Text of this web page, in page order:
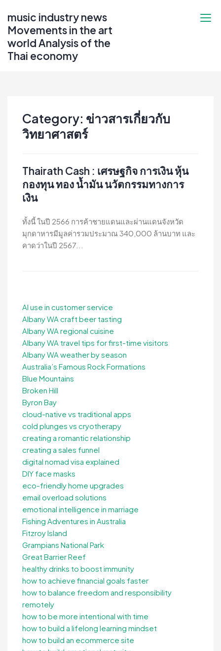
content
music industry news
Movements in the art
world Analysis of the
Thai economy
Category: ข่าวสารเกี่ยวกับ
วิทยาศาสตร์
Thairath Cash : เศรษฐกิจ การเงิน หุ้น
กองทุน ทอง น้ำมัน นวัตกรรมทางการ
เงิน
ทั้งนี้ ในปี 2566 การค้าชายแดนและผ่านแดนจังหวัด
มุกดาหารมีมูลค่ารวมประมาณ 340,000 ล้านบาท และ
คาดว่าในปี 2567...
AI use in customer service
Albany WA craft beer tasting
Albany WA regional cuisine
Albany WA travel tips for first-time visitors
Albany WA weather by season
Australia’s Famous Rock Formations
Blue Mountains
Broken Hill
Byron Bay
cloud-native vs traditional apps
cold plunges vs cryotherapy
creating a romantic relationship
creating a sales funnel
digital nomad visa explained
DIY face masks
eco-friendly home upgrades
email overload solutions
emotional intelligence in marriage
Fishing Adventures in Australia
Fitzroy Island
Grampians National Park
Great Barrier Reef
healthy drinks to boost immunity
how to achieve financial goals faster
how to balance freedom and responsibility
remotely
how to be more intentional with time
how to build a lifelong learning mindset
how to build an ecommerce site